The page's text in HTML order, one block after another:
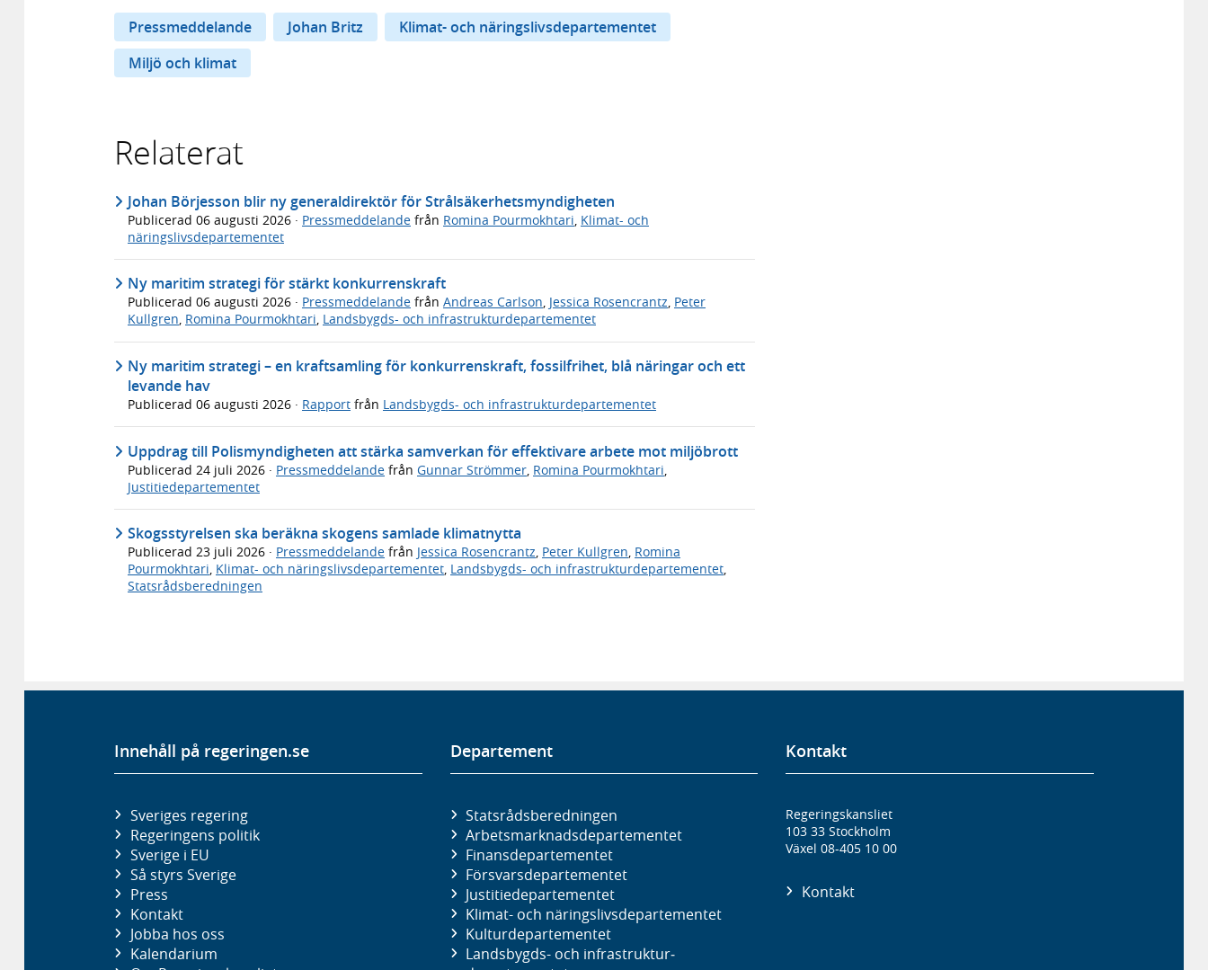
Pressmeddelande Johan Britz
Klimat- och näringslivsdepartementet
Miljö och klimat
Relaterat
Johan Börjesson blir ny generaldirektör för Strålsäkerhetsmyndigheten
Publicerad 06 augusti 2026 · Pressmeddelande från Romina Pourmokhtari Klimat- och
näringslivsdepartementet
Ny maritim strategi för stärkt konkurrenskraft
Publicerad 06 augusti 2026 · Pressmeddelande från Andreas Carlson, Jessica Rosencrantz, Peter
Kullgren, Romina Pourmokhtari, Landsbygds- och infrastrukturdepartementet
Ny maritim strategi – en kraftsamling för konkurrenskraft, fossilfrihet, blå näringar och ett
levande hav
Publicerad 06 augusti 2026 · Rapport från Landsbygds- och infrastrukturdepartementet
Uppdrag till Polismyndigheten att stärka samverkan för effektivare arbete mot miljöbrott
Publicerad 24 juli 2026 · Pressmeddelande från Gunnar Strömmer Romina Pourmokhtari
Justitiedepartementet
Skogsstyrelsen ska beräkna skogens samlade klimatnytta
Publicerad 23 juli 2026 · Pressmeddelande från Jessica Rosencrantz, Peter Kullgren, Romina
Pourmokhtari, Klimat- och näringslivsdepartementet, Landsbygds- och infrastrukturdepartementet,
Statsrådsberedningen
Innehåll på regeringen.se
Sveriges regering
Regeringens politik
Sverige i EU
Så styrs Sverige
Press
Kontakt
Jobba hos oss
Kalendarium
Departement
Statsrådsberedningen
Arbetsmarknads­departementet
Finans­departementet
Försvars­departementet
Justitie­departementet
Klimat- och näringslivs­departementet
Kultur­departementet
Landsbygds- och infrastruktur­
Kontakt
Regeringskansliet
103 33 Stockholm
Växel 08-405 10 00
Kontakt